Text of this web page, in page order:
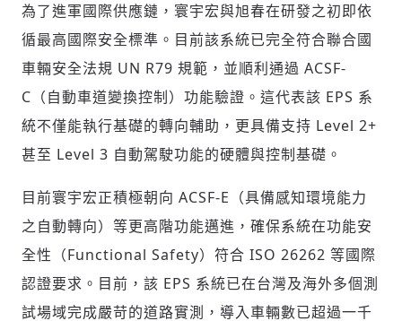
為了進軍國際供應鏈，寰宇宏與旭春在研發之初即依
循最高國際安全標準。目前該系統已完全符合聯合國
車輛安全法規 UN R79 規範，並順利通過 ACSF-
C（自動車道變換控制）功能驗證。這代表該 EPS 系
統不僅能執行基礎的轉向輔助，更具備支持 Level 2+
甚至 Level 3 自動駕駛功能的硬體與控制基礎。
目前寰宇宏正積極朝向 ACSF-E（具備感知環境能力
之自動轉向）等更高階功能邁進，確保系統在功能安
全性（Functional Safety）符合 ISO 26262 等國際
認證要求。目前，該 EPS 系統已在台灣及海外多個測
試場域完成嚴苛的道路實測，導入車輛數已超過一千